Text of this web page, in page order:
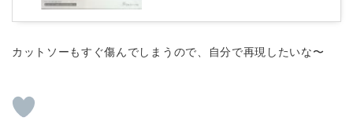
カットソーもすぐ傷んでしまうので、自分で再現したいな〜